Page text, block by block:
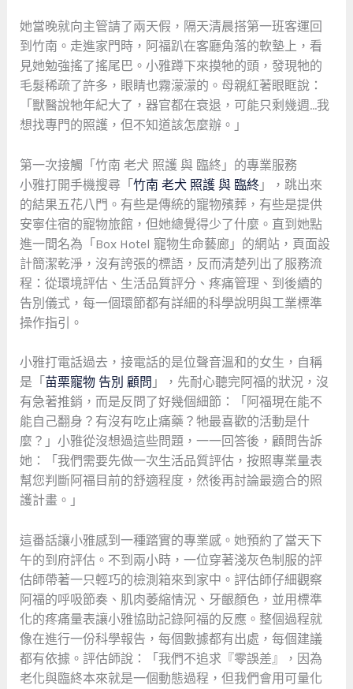
她當晚就向主管請了兩天假，隔天清晨搭第一班客運回
到竹南。走進家門時，阿福趴在客廳角落的軟墊上，看
見她勉強搖了搖尾巴。小雅蹲下來摸牠的頭，發現牠的
毛髮稀疏了許多，眼睛也霧濛濛的。母親紅著眼眶說：
「獸醫說牠年紀大了，器官都在衰退，可能只剩幾週…我
想找專門的照護，但不知道該怎麼辦。」
第一次接觸「竹南 老犬 照護 與 臨終」的專業服務
小雅打開手機搜尋「 竹南 老犬 照護 與 臨終」，跳出來
的結果五花八門。有些是傳統的寵物殯葬，有些是提供
安寧住宿的寵物旅館，但她總覺得少了什麼。直到她點
進一間名為「Box Hotel 寵物生命藝廊」的網站，頁面設
計簡潔乾淨，沒有誇張的標語，反而清楚列出了服務流
程：從環境評估、生活品質評分、疼痛管理、到後續的
告別儀式，每一個環節都有詳細的科學說明與工業標準
操作指引。
小雅打電話過去，接電話的是位聲音溫和的女生，自稱
是「 苗栗寵物 告別 顧問 」，先耐心聽完阿福的狀況，沒
有急著推銷，而是反問了好幾個細節：「阿福現在能不
能自己翻身？有沒有吃止痛藥？牠最喜歡的活動是什
麼？」小雅從沒想過這些問題，一一回答後，顧問告訴
她：「我們需要先做一次生活品質評估，按照專業量表
幫您判斷阿福目前的舒適程度，然後再討論最適合的照
護計畫。」
這番話讓小雅感到一種踏實的專業感。她預約了當天下
午的到府評估。不到兩小時，一位穿著淺灰色制服的評
估師帶著一只輕巧的檢測箱來到家中。評估師仔細觀察
阿福的呼吸節奏、肌肉萎縮情況、牙齦顏色，並用標準
化的疼痛量表讓小雅協助記錄阿福的反應。整個過程就
像在進行一份科學報告，每個數據都有出處，每個建議
都有依據。評估師說：「我們不追求『零誤差』，因為
老化與臨終本來就是一個動態過程，但我們會用可量化